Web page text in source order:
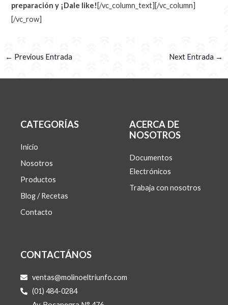
preparación y ¡Dale like! [/vc_column_text][/vc_column]
[/vc_row]
← Previous Entrada Next Entrada →
CATEGORÍAS
Inicio
Nosotros
Productos
Blog / Recetas
Contacto
ACERCA DE
NOSOTROS
Documentos
Electrónicos
Trabaja con nosotros
CONTACTÁNOS
ventas@molinoeltriunfo.com
(01) 484-0284